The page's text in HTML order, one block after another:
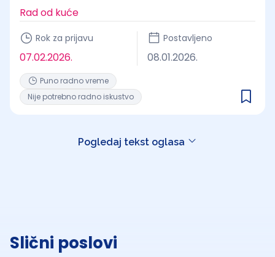
Rad od kuće
Rok za prijavu
07.02.2026.
Postavljeno
08.01.2026.
Puno radno vreme
Nije potrebno radno iskustvo
Pogledaj tekst oglasa
Slični poslovi